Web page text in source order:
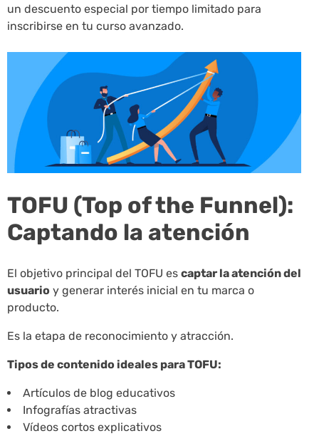
un descuento especial por tiempo limitado para
inscribirse en tu curso avanzado.
TOFU (Top of the Funnel):
Captando la atención
El objetivo principal del TOFU es captar la atención del
usuario y generar interés inicial en tu marca o
producto.
Es la etapa de reconocimiento y atracción.
Tipos de contenido ideales para TOFU:
Artículos de blog educativos
Infografías atractivas
Vídeos cortos explicativos